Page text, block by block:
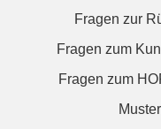
Fragen zur
Fragen zum
Fragen zum